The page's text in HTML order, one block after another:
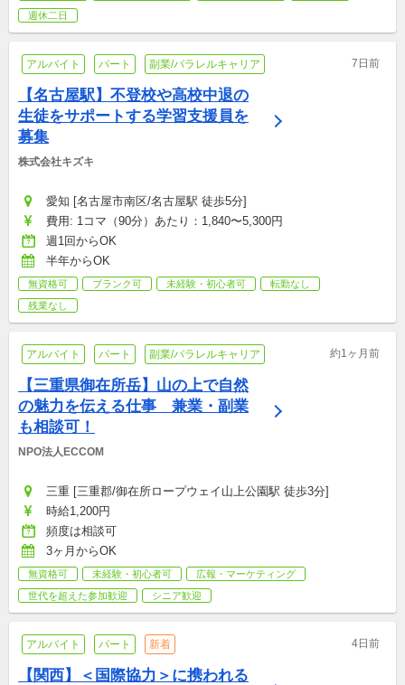
週休二日
アルバイト パート 副業/パラレルキャリア 7日前
【名古屋駅】不登校や高校中退の
生徒をサポートする学習支援員を
募集
株式会社キズキ
愛知 [名古屋市南区/名古屋駅 徒歩5分]
費用: 1コマ（90分）あたり：1,840〜5,300円
週1回からOK
半年からOK
無資格可 ブランク可 未経験・初心者可
転勤なし
残業なし
アルバイト パート 副業/パラレルキャリア 約1ヶ月前
【三重県御在所岳】山の上で自然
の魅力を伝える仕事　兼業・副業
も相談可！
NPO法人ECCOM
三重 [三重郡/御在所ロープウェイ山上公園駅 徒歩3分]
時給1,200円
頻度は相談可
3ヶ月からOK
無資格可 未経験・初心者可
広報・マーケティング
世代を超えた参加歓迎
シニア歓迎
アルバイト パート 新着 4日前
【関西】＜国際協力＞に携われる